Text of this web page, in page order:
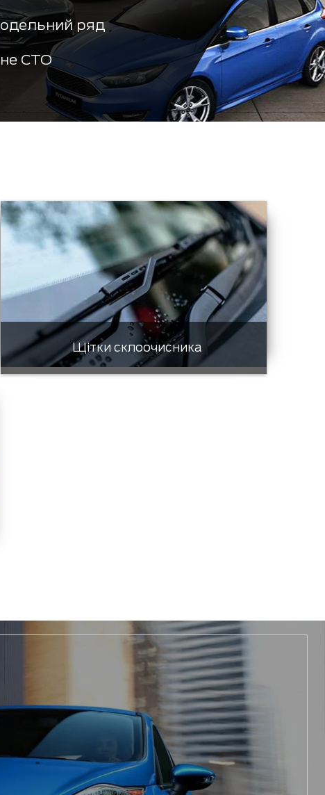
ряд
СТО
Щітки склоочисника